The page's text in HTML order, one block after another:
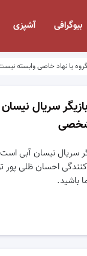
بیوگرافی آشپزی
یا نهاد خاصی وابسته
سریال
سریال نیسان آبی
کنندگی احسان ظلی پور
باشید.